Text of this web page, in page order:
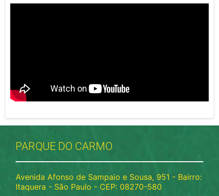
PARQUE DO CARMO
Avenida Afonso de Sampaio e Sousa, 951 - Bairro:
Itaquera - São Paulo - CEP: 08270-580